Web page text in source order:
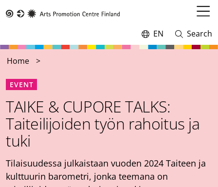
to
menu
Switch
language,
EN
Open
and
Search
Home
EVENT
TAIKE & CUPORE TALKS:
Taiteilijoiden työn rahoitus ja
tuki
Tilaisuudessa julkaistaan vuoden 2024 Taiteen ja
kulttuurin barometri, jonka teemana on